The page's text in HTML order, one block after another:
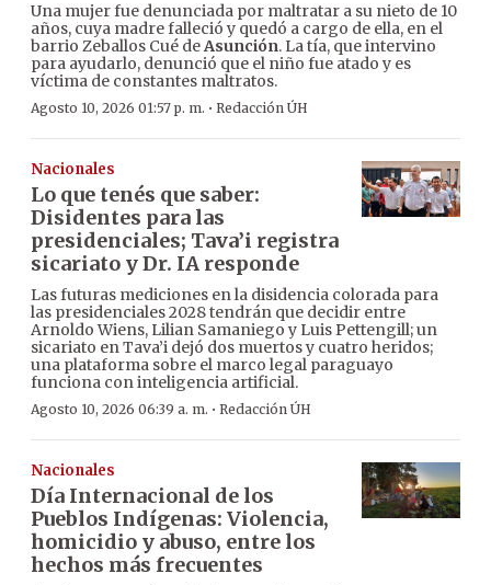
Una mujer fue denunciada por maltratar a su nieto de 10
años, cuya madre falleció y quedó a cargo de ella, en el
barrio Zeballos Cué deAsunción. La tía, que intervino
para ayudarlo, denunció que el niño fue atado y es
víctima de constantes maltratos.
Agosto 10, 2026 01:57 p. m. · Redacción ÚH
Nacionales
Lo que tenés que saber:
Disidentes para las
presidenciales; Tava’i registra
sicariato y Dr. IA responde
Las futuras mediciones en la disidencia colorada para
las presidenciales 2028 tendrán que decidir entre
Arnoldo Wiens, Lilian Samaniego y Luis Pettengill; un
sicariato en Tava’i dejó dos muertos y cuatro heridos;
una plataforma sobre el marco legal paraguayo
funciona con inteligencia artificial.
Agosto 10, 2026 06:39 a. m. · Redacción ÚH
Nacionales
Día Internacional de los
Pueblos Indígenas: Violencia,
homicidio y abuso, entre los
hechos más frecuentes